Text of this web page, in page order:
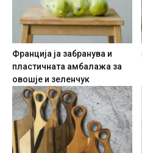
Франција ја забранува и
пластичната амбалажа за
овошје и зеленчук